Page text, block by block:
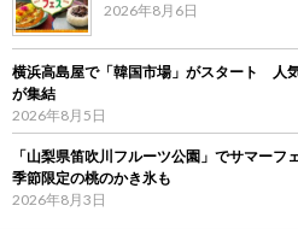
2026年8月6日
横浜高島屋で「韓国市場」がスタート 人
が集結
2026年8月5日
「山梨県笛吹川フルーツ公園」でサマー
季節限定の桃のかき氷も
2026年8月3日